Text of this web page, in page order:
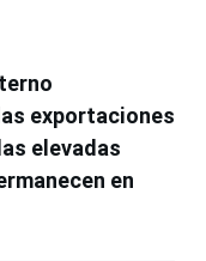
exportaciones
elevadas
en